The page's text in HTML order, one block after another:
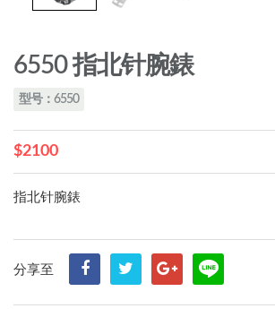
6550 指北针腕錶
型号：6550
$2100
指北针腕錶
分享至